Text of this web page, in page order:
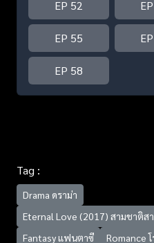
EP 52
EP 55
EP 58
Tag :
Drama ดราม่า
Eternal Love (2017) สามชาติ
Fantasy แฟนตาซี
Romance